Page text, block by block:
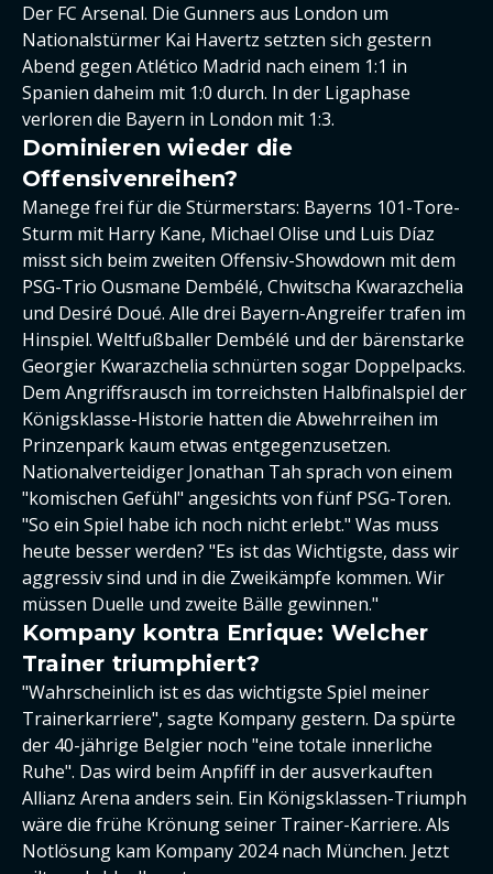
Der FC Arsenal. Die Gunners aus London um
Nationalstürmer Kai Havertz setzten sich gestern
Abend gegen Atlético Madrid nach einem 1:1 in
Spanien daheim mit 1:0 durch. In der Ligaphase
verloren die Bayern in London mit 1:3.
Dominieren wieder die
Offensivenreihen?
Manege frei für die Stürmerstars: Bayerns 101-Tore-
Sturm mit Harry Kane, Michael Olise und Luis Díaz
misst sich beim zweiten Offensiv-Showdown mit dem
PSG-Trio Ousmane Dembélé, Chwitscha Kwarazchelia
und Desiré Doué. Alle drei Bayern-Angreifer trafen im
Hinspiel. Weltfußballer Dembélé und der bärenstarke
Georgier Kwarazchelia schnürten sogar Doppelpacks.
Dem Angriffsrausch im torreichsten Halbfinalspiel der
Königsklasse-Historie hatten die Abwehrreihen im
Prinzenpark kaum etwas entgegenzusetzen.
Nationalverteidiger Jonathan Tah sprach von einem
"komischen Gefühl" angesichts von fünf PSG-Toren.
"So ein Spiel habe ich noch nicht erlebt." Was muss
heute besser werden? "Es ist das Wichtigste, dass wir
aggressiv sind und in die Zweikämpfe kommen. Wir
müssen Duelle und zweite Bälle gewinnen."
Kompany kontra Enrique: Welcher
Trainer triumphiert?
"Wahrscheinlich ist es das wichtigste Spiel meiner
Trainerkarriere", sagte Kompany gestern. Da spürte
der 40-jährige Belgier noch "eine totale innerliche
Ruhe". Das wird beim Anpfiff in der ausverkauften
Allianz Arena anders sein. Ein Königsklassen-Triumph
wäre die frühe Krönung seiner Trainer-Karriere. Als
Notlösung kam Kompany 2024 nach München. Jetzt